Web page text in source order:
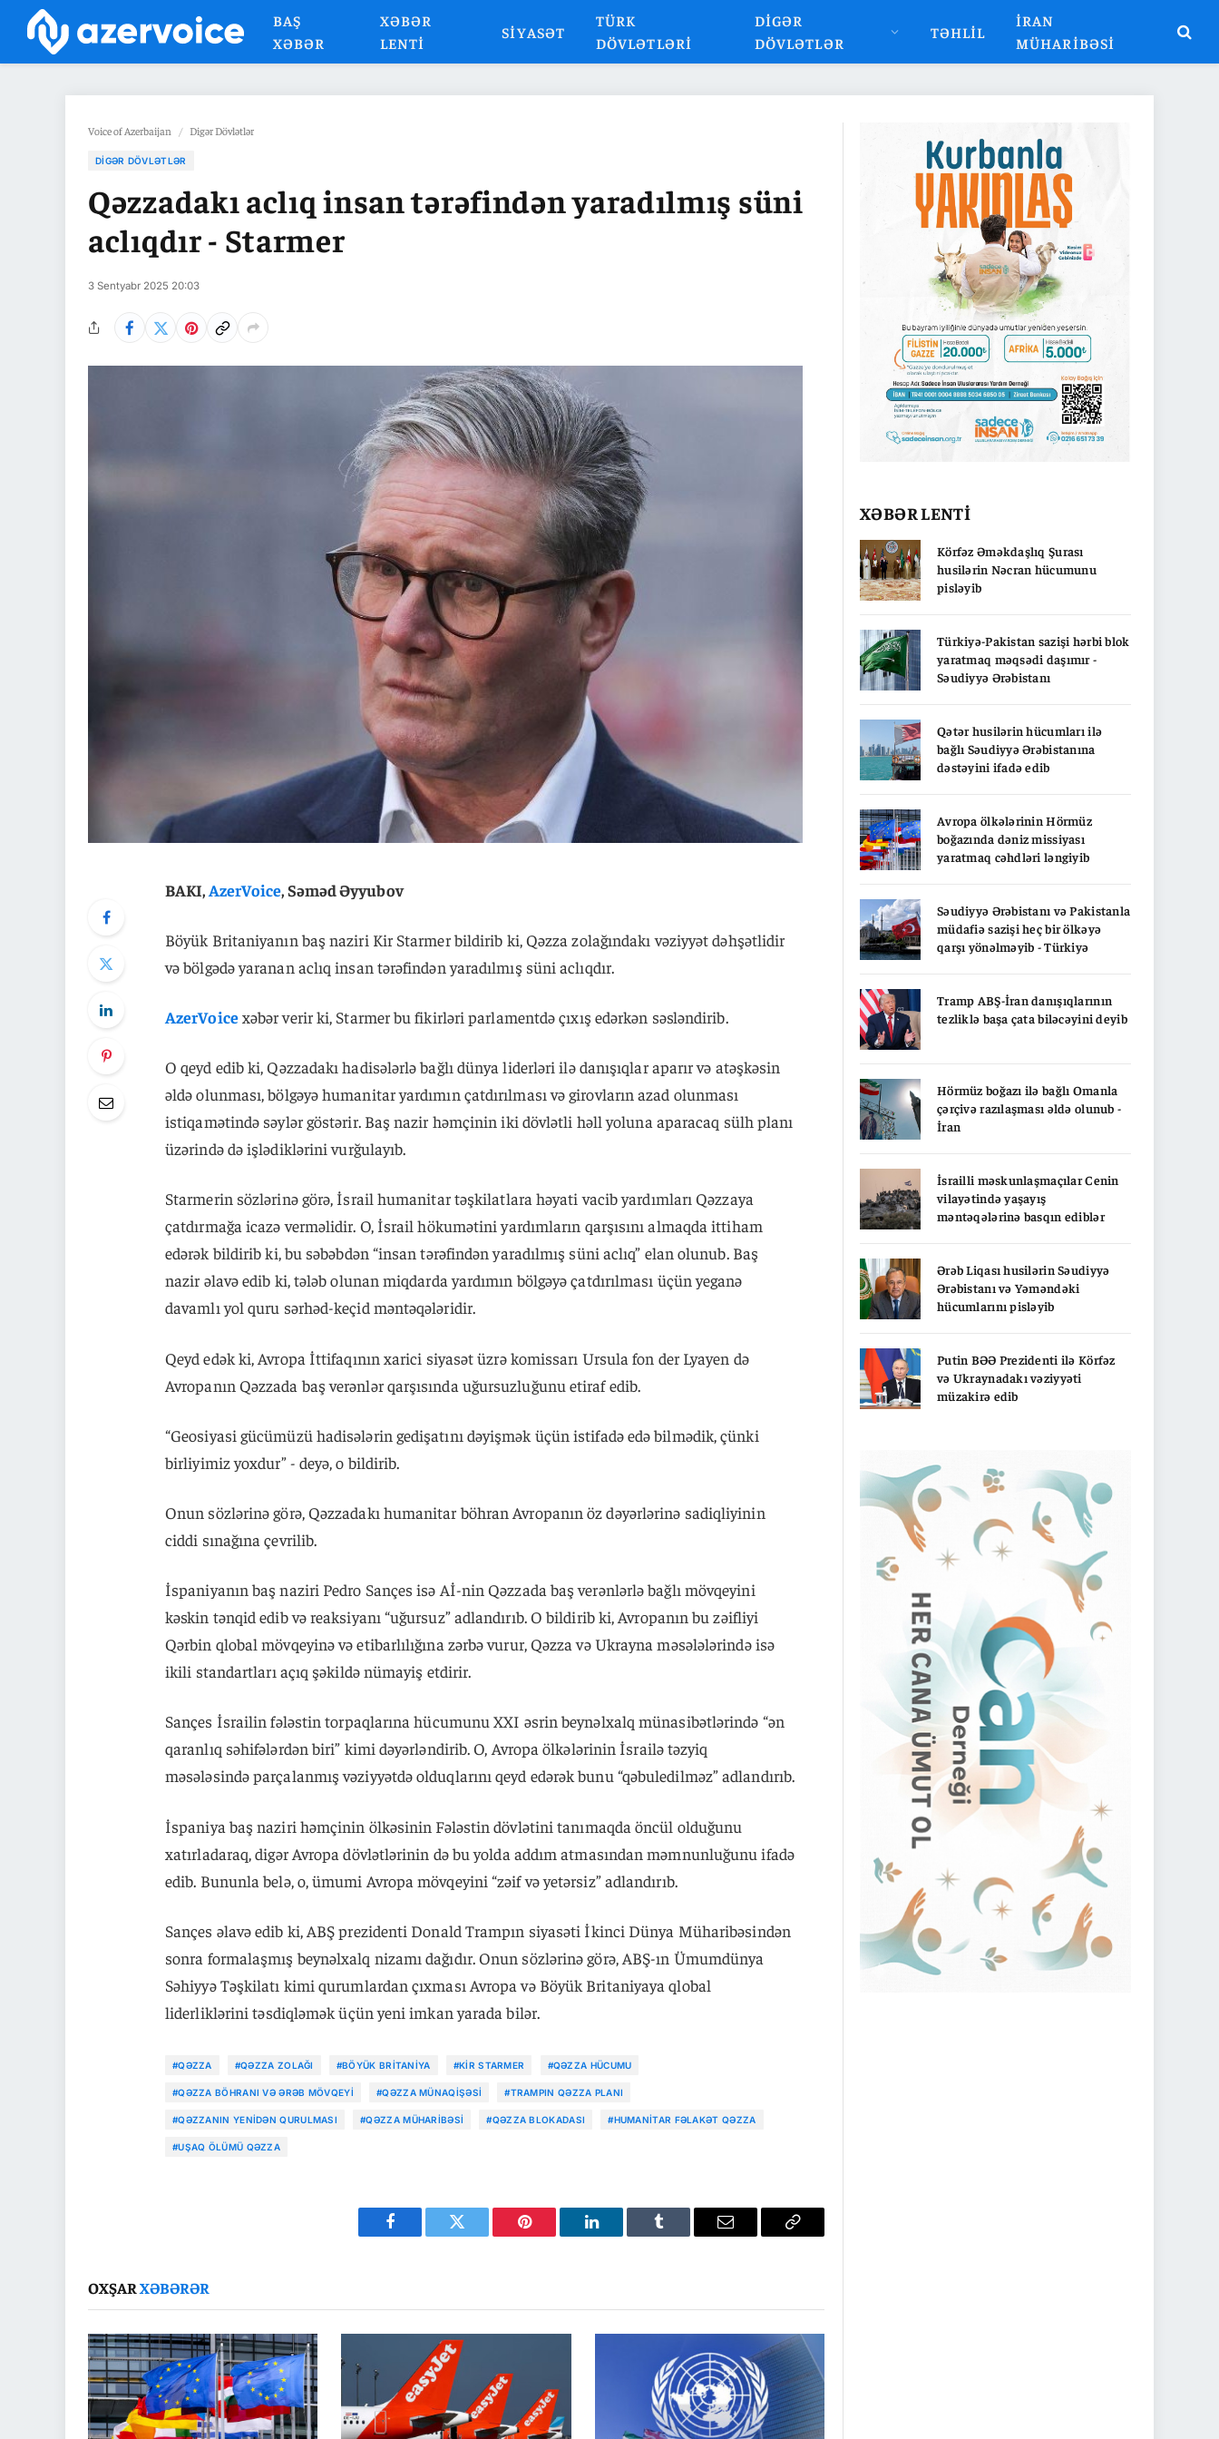
BAŞ
XƏBƏR
XƏBƏR
LENTI
SIYASƏT
TÜRK
DÖVLƏTLƏRI
DIGƏR
DÖVLƏTLƏR
TƏHLIL
İRAN
MÜHARIBƏSI
Voice of Azerbaijan / Digər Dövlətlər
DIGƏR DÖVLƏTLƏR
Qəzzadakı aclıq insan tərəfindən yaradılmış süni
aclıqdır - Starmer
3 Sentyabr 2025 20:03
BAKI,AzerVoice, Səməd Əyyubov
Böyük Britaniyanın baş naziri Kir Starmer bildirib ki, Qəzza zolağındakı vəziyyət dəhşətlidir
və bölgədə yaranan aclıq insan tərəfindən yaradılmış süni aclıqdır.
AzerVoicexəbər verir ki, Starmer bu fikirləri parlamentdə çıxış edərkən səsləndirib.
O qeyd edib ki, Qəzzadakı hadisələrlə bağlı dünya liderləri ilə danışıqlar aparır və atəşkəsin
əldə olunması, bölgəyə humanitar yardımın çatdırılması və girovların azad olunması
istiqamətində səylər göstərir. Baş nazir həmçinin iki dövlətli həll yoluna aparacaq sülh planı
üzərində də işlədiklərini vurğulayıb.
Starmerin sözlərinə görə, İsrail humanitar təşkilatlara həyati vacib yardımları Qəzzaya
çatdırmağa icazə verməlidir. O, İsrail hökumətini yardımların qarşısını almaqda ittiham
edərək bildirib ki, bu səbəbdən “insan tərəfindən yaradılmış süni aclıq” elan olunub. Baş
nazir əlavə edib ki, tələb olunan miqdarda yardımın bölgəyə çatdırılması üçün yeganə
davamlı yol quru sərhəd-keçid məntəqələridir.
Qeyd edək ki, Avropa İttifaqının xarici siyasət üzrə komissarı Ursula fon der Lyayen də
Avropanın Qəzzada baş verənlər qarşısında uğursuzluğunu etiraf edib.
“Geosiyasi gücümüzü hadisələrin gedişatını dəyişmək üçün istifadə edə bilmədik, çünki
birliyimiz yoxdur” - deyə, o bildirib.
Onun sözlərinə görə, Qəzzadakı humanitar böhran Avropanın öz dəyərlərinə sadiqliyinin
ciddi sınağına çevrilib.
İspaniyanın baş naziri Pedro Sançes isə Aİ-nin Qəzzada baş verənlərlə bağlı mövqeyini
kəskin tənqid edib və reaksiyanı “uğursuz” adlandırıb. O bildirib ki, Avropanın bu zəifliyi
Qərbin qlobal mövqeyinə və etibarlılığına zərbə vurur, Qəzza və Ukrayna məsələlərində isə
ikili standartları açıq şəkildə nümayiş etdirir.
Sançes İsrailin fələstin torpaqlarına hücumunu XXI əsrin beynəlxalq münasibətlərində “ən
qaranlıq səhifələrdən biri” kimi dəyərləndirib. O, Avropa ölkələrinin İsrailə təzyiq
məsələsində parçalanmış vəziyyətdə olduqlarını qeyd edərək bunu “qəbuledilməz” adlandırıb.
İspaniya baş naziri həmçinin ölkəsinin Fələstin dövlətini tanımaqda öncül olduğunu
xatırladaraq, digər Avropa dövlətlərinin də bu yolda addım atmasından məmnunluğunu ifadə
edib. Bununla belə, o, ümumi Avropa mövqeyini “zəif və yetərsiz” adlandırıb.
Sançes əlavə edib ki, ABŞ prezidenti Donald Trampın siyasəti İkinci Dünya Müharibəsindən
sonra formalaşmış beynəlxalq nizamı dağıdır. Onun sözlərinə görə, ABŞ-ın Ümumdünya
Səhiyyə Təşkilatı kimi qurumlardan çıxması Avropa və Böyük Britaniyaya qlobal
liderliklərini təsdiqləmək üçün yeni imkan yarada bilər.
#QƏZZA #QƏZZA ZOLAĞI #BÖYÜK BRITANIYA #KIR STARMER #QƏZZA HÜCUMU
#QƏZZA BÖHRANI VƏ ƏRƏB MÖVQEYI #QƏZZA MÜNAQIŞƏSI #TRAMPIN QƏZZA PLANI
#QƏZZANIN YENIDƏN QURULMASI #QƏZZA MÜHARIBƏSI #QƏZZA BLOKADASI #HUMANITAR FƏLAKƏT QƏZZA
#UŞAQ ÖLÜMÜ QƏZZA
Facebook Twitter Pinterest LinkedIn Tumblr Email
Copy
OXŞARXƏBƏRƏR
XƏBƏR LENTİ
Körfəz Əməkdaşlıq Şurası
husilərin Nəcran hücumunu
pisləyib
Türkiyə-Pakistan sazişi hərbi blok
yaratmaq məqsədi daşımır -
Səudiyyə Ərəbistanı
Qətər husilərin hücumları ilə
bağlı Səudiyyə Ərəbistanına
dəstəyini ifadə edib
Avropa ölkələrinin Hörmüz
boğazında dəniz missiyası
yaratmaq cəhdləri ləngiyib
Səudiyyə Ərəbistanı və Pakistanla
müdafiə sazişi heç bir ölkəyə
qarşı yönəlməyib - Türkiyə
Tramp ABŞ-İran danışıqlarının
tezliklə başa çata biləcəyini deyib
Hörmüz boğazı ilə bağlı Omanla
çərçivə razılaşması əldə olunub -
İran
İsrailli məskunlaşmaçılar Cenin
vilayətində yaşayış
məntəqələrinə basqın ediblər
Ərəb Liqası husilərin Səudiyyə
Ərəbistanı və Yəməndəki
hücumlarını pisləyib
Putin BƏƏ Prezidenti ilə Körfəz
və Ukraynadakı vəziyyəti
müzakirə edib